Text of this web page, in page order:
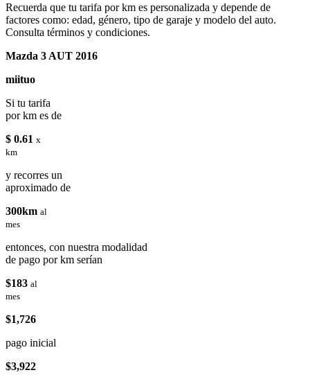
Recuerda que tu tarifa por km es personalizada y depende de
factores como: edad, género, tipo de garaje y modelo del auto.
Consulta términos y condiciones.
Mazda 3 AUT 2016
miituo
Si tu tarifa
por km es de
$ 0.61 x
km
y recorres un
aproximado de
300km al
mes
entonces, con nuestra modalidad
de pago por km serían
$183 al
mes
$1,726
pago inicial
$3,922